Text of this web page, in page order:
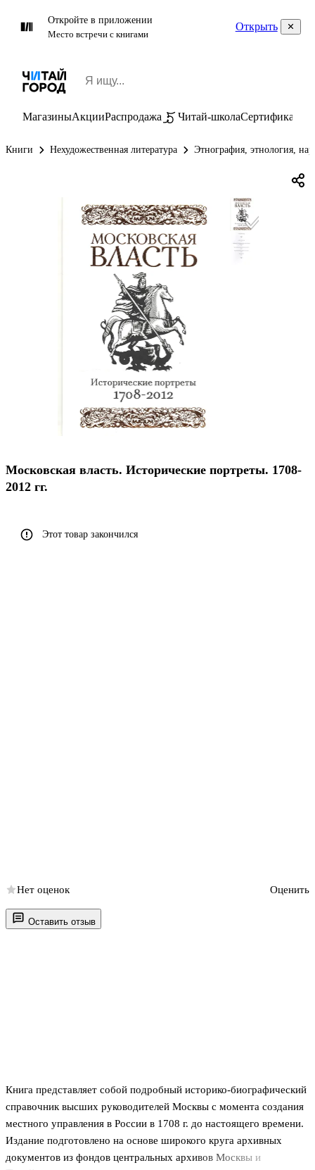
Откройте в приложении
Место встречи с книгами
Открыть
МагазиныАкцииРаспродажа Читай-школаСертификаты
Книги Нехудожественная литература Этнография, этнология,
Оставить отзыв
Книга представляет собой подробный историко-биографический
справочник высших руководителей Москвы с момента создания
местного управления в России в 1708 г. до настоящего времени.
Издание подготовлено на основе широкого круга архивных
документов из фондов центральных архивов Москвы и
Московская власть. Исторические портреты. 1708-
2012 гг.
Этот товар закончился
Нет оценок Оценить